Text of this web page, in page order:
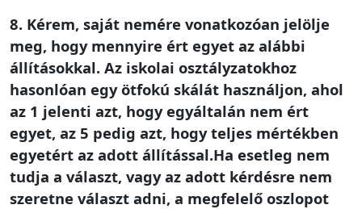
8. Kérem, saját nemére vonatkozóan jelölje
meg, hogy mennyire ért egyet az alábbi
állításokkal. Az iskolai osztályzatokhoz
hasonlóan egy ötfokú skálát használjon, ahol
az 1 jelenti azt, hogy egyáltalán nem ért
egyet, az 5 pedig azt, hogy teljes mértékben
egyetért az adott állítással.Ha esetleg nem
tudja a választ, vagy az adott kérdésre nem
szeretne választ adni, a megfelelő oszlopot